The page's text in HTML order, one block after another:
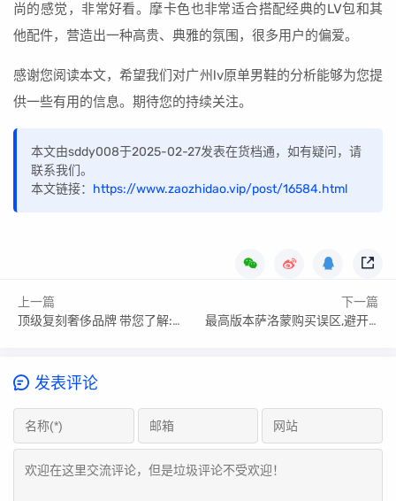
尚的感觉，非常好看。摩卡色也非常适合搭配经典的LV包和其
他配件，营造出一种高贵、典雅的氛围，很多用户的偏爱。
感谢您阅读本文，希望我们对广州lv原单男鞋的分析能够为您提
供一些有用的信息。期待您的持续关注。
本文由sddy008于2025-02-27发表在货档通，如有疑问，请
联系我们。
本文链接： https://www.zaozhidao.vip/post/16584.html
上一篇
顶级复刻奢侈品牌 带您了解:奢侈品复刻版是什么意思的各个方面
下一篇
最高版本萨洛蒙购买误区,避开常见陷阱
发表评论